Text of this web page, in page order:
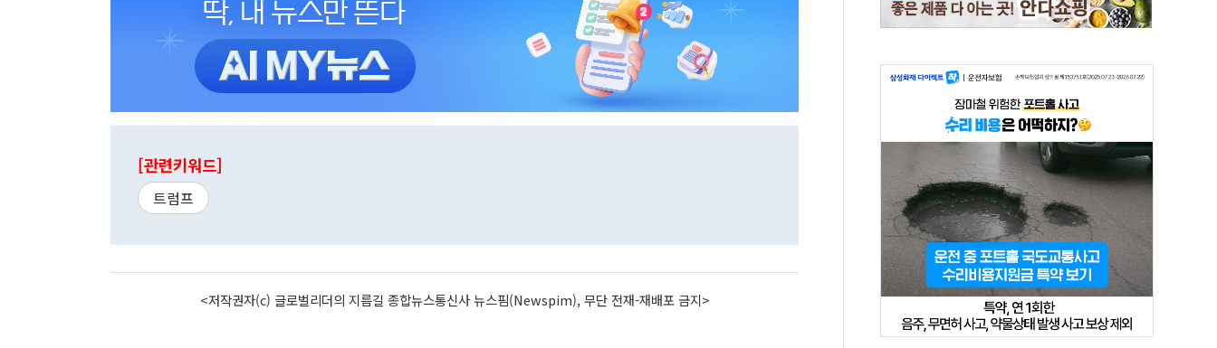
[관련키워드]
트럼프
<저작권자(c) 글로벌리더의 지름길 종합뉴스통신사 뉴스핌(Newspim), 무단 전재-재배포 금지>